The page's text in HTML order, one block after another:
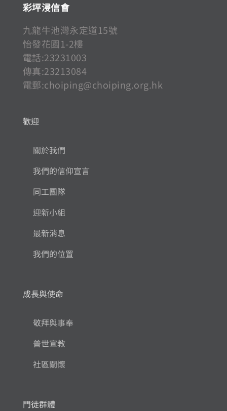
彩坪浸信會
九龍牛池灣永定道15號
怡發花園1-2樓
電話:23231003
傳真:23213084
電郵:choiping@choiping.org.hk
歡迎
關於我們
我們的信仰宣言
同工團隊
迎新小組
最新消息
我們的位置
成長與使命
敬拜與事奉
普世宣教
社區關懷
門徒群體